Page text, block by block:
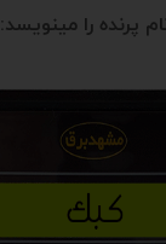
پرنده را مینویسد: